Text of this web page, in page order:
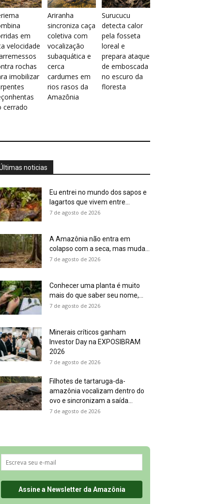
em
velocidade
rochas
imobilizar
cerrado
Ariranha
sincroniza caça
coletiva com
vocalização
subaquática e
cerca
cardumes em
rios rasos da
Amazônia
Surucucu
detecta calor
pela fosseta
loreal e
prepara ataque
de emboscada
no escuro da
floresta
noticias
Eu entrei no mundo dos sapos e
lagartos que vivem entre...
7 de agosto de 2026
A Amazônia não entra em
colapso com a seca, mas muda...
7 de agosto de 2026
Conhecer uma planta é muito
mais do que saber seu nome,...
7 de agosto de 2026
Minerais críticos ganham
Investor Day na EXPOSIBRAM
2026
7 de agosto de 2026
Filhotes de tartaruga-da-
amazônia vocalizam dentro do
ovo e sincronizam a saída...
7 de agosto de 2026